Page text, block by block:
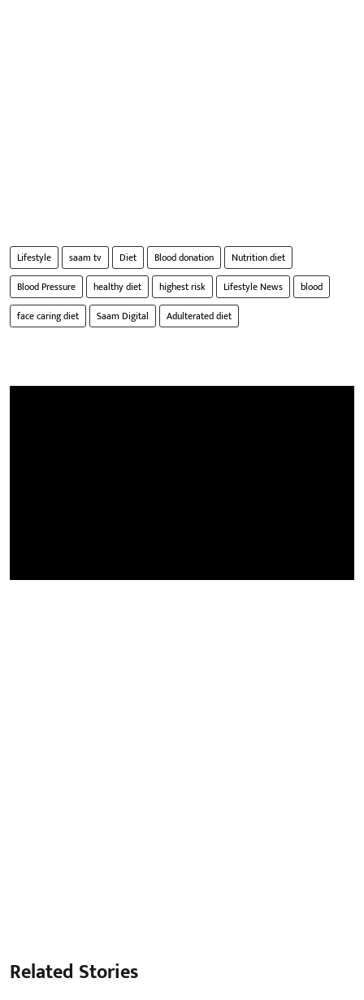
Lifestyle saam tv Diet Blood donation
Nutrition diet
Blood Pressure
healthy diet highest risk Lifestyle News
blood
face caring diet
Saam Digital Adulterated diet
Related Stories